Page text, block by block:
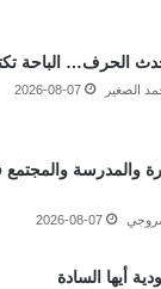
الحرف… الباحة
الصغير 2026-08-07
والمدرسة والمجتمع
2026-08-07
أيها السادة